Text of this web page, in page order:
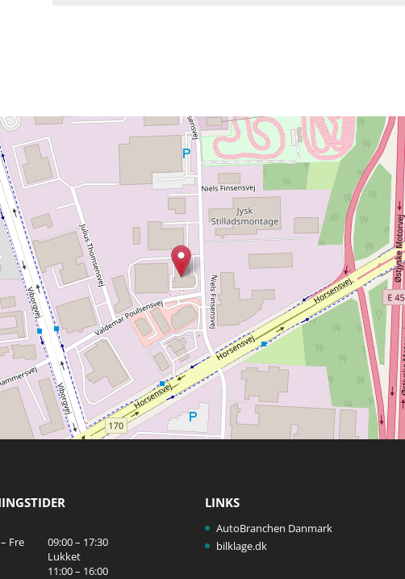
Fre
09:00 – 17:30
Lukket
11:00 – 16:00
LINKS
AutoBranchen Danmark
bilklage.dk